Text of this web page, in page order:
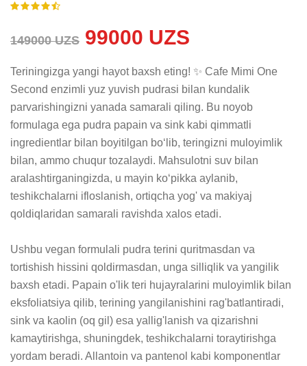
149000 UZS 99000 UZS
Teriningizga yangi hayot baxsh eting! ✨ Cafe Mimi One
Second enzimli yuz yuvish pudrasi bilan kundalik
parvarishingizni yanada samarali qiling. Bu noyob
formulaga ega pudra papain va sink kabi qimmatli
ingredientlar bilan boyitilgan bo‘lib, teringizni muloyimlik
bilan, ammo chuqur tozalaydi. Mahsulotni suv bilan
aralashtirganingizda, u mayin ko‘pikka aylanib,
teshikchalarni ifloslanish, ortiqcha yog' va makiyaj
qoldiqlaridan samarali ravishda xalos etadi.
Ushbu vegan formulali pudra terini quritmasdan va
tortishish hissini qoldirmasdan, unga silliqlik va yangilik
baxsh etadi. Papain o'lik teri hujayralarini muloyimlik bilan
eksfoliatsiya qilib, terining yangilanishini rag'batlantiradi,
sink va kaolin (oq gil) esa yallig'lanish va qizarishni
kamaytirishga, shuningdek, teshikchalarni toraytirishga
yordam beradi. Allantoin va pantenol kabi komponentlar